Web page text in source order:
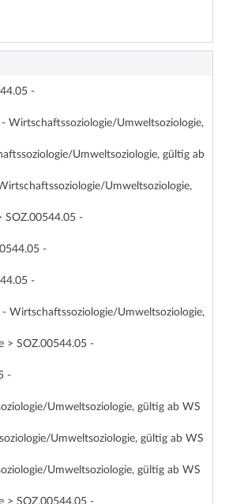
-
Wirtschaftssoziologie/Umweltsoziologie,
Umweltsoziologie, gültig ab
Umweltsoziologie,
SOZ.00544.05 -
-
-
Wirtschaftssoziologie/Umweltsoziologie,
> SOZ.00544.05 -
-
Umweltsoziologie, gültig ab WS
Umweltsoziologie, gültig ab WS
Umweltsoziologie, gültig ab WS
> SOZ.00544.05 -